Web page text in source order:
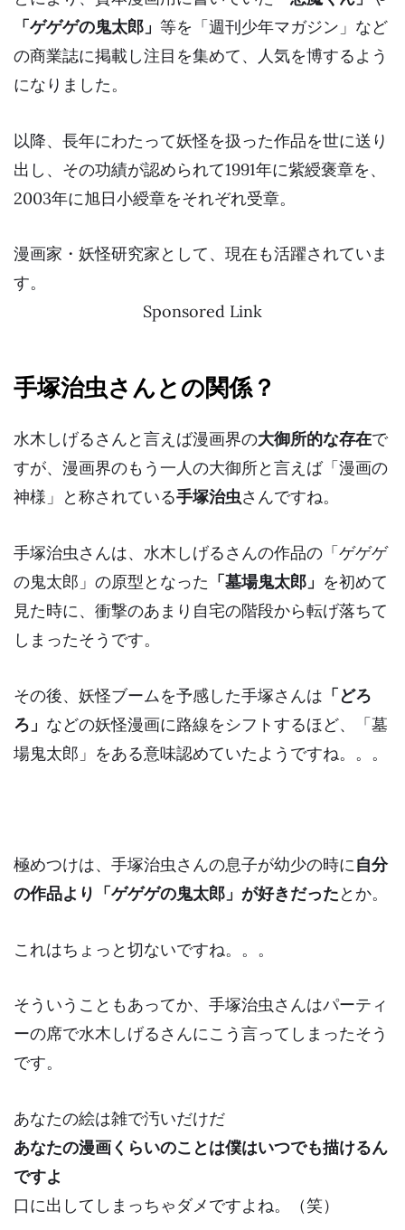
「ゲゲゲの鬼太郎」 等を「週刊少年マガジン」など
の商業誌に掲載し注目を集めて、人気を博するよう
になりました。
以降、長年にわたって妖怪を扱った作品を世に送り
出し、その功績が認められて1991年に紫綬褒章を、
2003年に旭日小綬章をそれぞれ受章。
漫画家・妖怪研究家として、現在も活躍されていま
す。
Sponsored Link
手塚治虫さんとの関係？
水木しげるさんと言えば漫画界の大御所的な存在で
すが、漫画界のもう一人の大御所と言えば「漫画の
神様」 と称されている手塚治虫さんですね。
手塚治虫さんは、水木しげるさんの作品の「ゲゲゲ
の鬼太郎」の原型となった 「墓場鬼太郎」 を初めて
見た時に、衝撃のあまり 自宅の階段から転げ落ちて
しまったそうです。
その後、妖怪ブームを予感した手塚さんは 「どろ
ろ」 などの妖怪漫画に路線をシフトするほど、「墓
場鬼太郎」をある意味認めていたようですね。。。
極めつけは、手塚治虫さんの息子が幼少の時に自分
の作品より「ゲゲゲの鬼太郎」が好きだったとか。
これはちょっと切ないですね。。。
そういうこともあってか、手塚治虫さんはパーティ
ーの席で水木しげるさんにこう言ってしまったそう
です。
あなたの絵は雑で汚いだけだ
あなたの漫画くらいのことは僕はいつでも描けるん
ですよ
口に出してしまっちゃダメですよね。（笑）